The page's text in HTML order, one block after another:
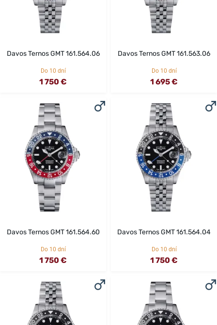
Davos Ternos GMT 161.564.06
Do 10 dní
1 750 €
Davos Ternos GMT 161.563.06
Do 10 dní
1 695 €
Davos Ternos GMT 161.564.60
Do 10 dní
1 750 €
Davos Ternos GMT 161.564.04
Do 10 dní
1 750 €